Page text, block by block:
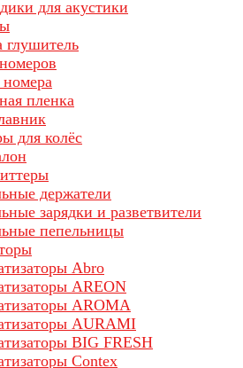
для акустики
глушитель
пленка
для колёс
держатели
зарядки и разветвители
пепельницы
Abro
AREON
AROMA
AURAMI
BIG FRESH
Contex